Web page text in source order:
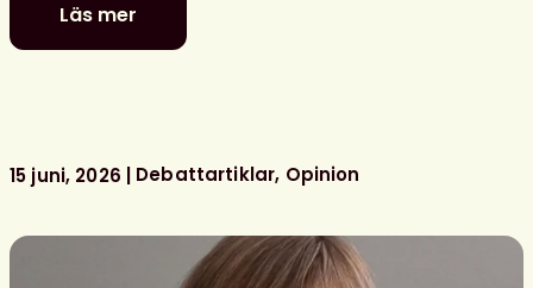
Läs mer
Fler
utbildade
bemannade
15 juni, 2026 Debattartiklar Opinion